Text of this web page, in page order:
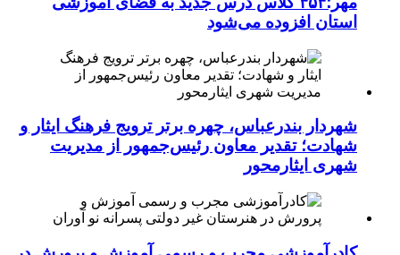
استان افزوده می‌شود
شهردار بندرعباس، چهره برتر ترویج فرهنگ ایثار و
شهادت؛ تقدیر معاون رئیس‌جمهور از مدیریت
شهری ایثارمحور